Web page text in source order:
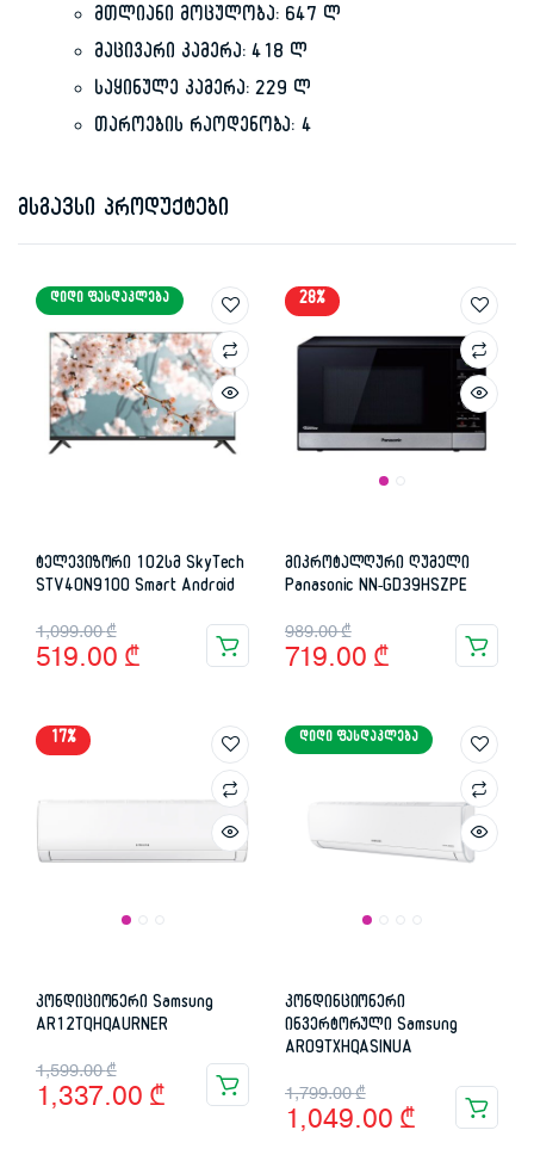
მთლიანი მოცულობა: 647 ლ
მაცივარი კამერა: 418 ლ
საყინულე კამერა: 229 ლ
თაროების რაოდენობა: 4
მსგავსი პროდუქტები
ᲓᲘᲓᲘ ᲤᲐᲡᲓᲐᲙᲚᲔᲑᲐ
ტელევიზორი 102სმ SkyTech
STV40N9100 Smart Android
1,099.00₾
Original
price
1,099.00 ₾.
519.00 ₾
Current
price
519.00 ₾.
28%
მიკროტალღური ღუმელი
Panasonic NN-GD39HSZPE
989.00₾
Original
price
989.00 ₾.
719.00 ₾
Current
price
719.00 ₾.
17%
კონდიციონერი Samsung
AR12TQHQAURNER
1,599.00₾
Original
price
1,337.00 ₾
Current
price
ᲓᲘᲓᲘ ᲤᲐᲡᲓᲐᲙᲚᲔᲑᲐ
კონდინციონერი
ინვერტორული Samsung
AR09TXHQASINUA
1,799.00₾
Original
price
1,049.00 ₾
Current
price